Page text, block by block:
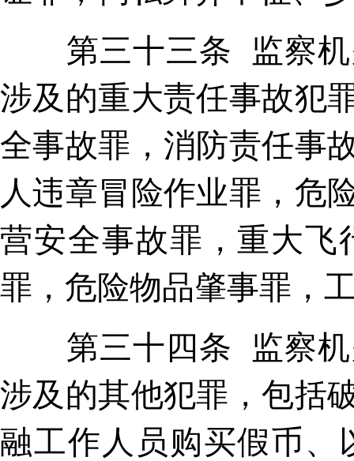
第三十三条 监察机
涉及的重大责任事故犯
全事故罪，消防责任事
人违章冒险作业罪，危
营安全事故罪，重大飞
罪，危险物品肇事罪，
第三十四条 监察机
涉及的其他犯罪，包括
融工作人员购买假币